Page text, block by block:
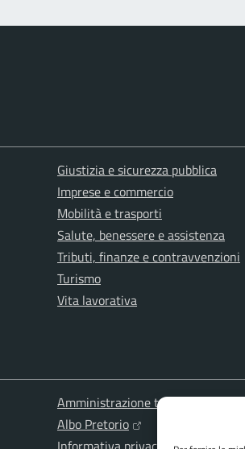
Giustizia e sicurezza pubblica
Imprese e commercio
Mobilità e trasporti
Salute, benessere e assistenza
Tributi, finanze e contravvenzioni
Turismo
Vita lavorativa
Amministrazione trasparente
Albo Pretorio